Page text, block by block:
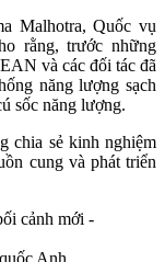
Malhotra, Quốc vụ
rằng, trước những
và các đối tác đã
năng lượng sạch
sốc năng lượng.
chia sẻ kinh nghiệm
cung và phát triển